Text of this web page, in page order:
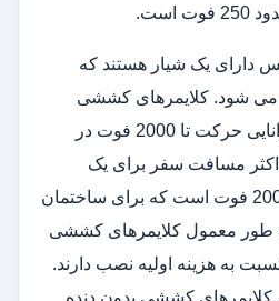
دارای یک شیار هستند که
می شود. کلایمرهای کششی
بدون دنده ممکن است توانایی حرکت تا 2000 فوت در
مسافت سفر برای یک
کلایمر بدون دنده حدود 2000 فوت است که برای ساختمان
طور معمول کلایمرهای کششی
به هزینه اولیه نصب دارند.
کلایمرهای کششی بدون دنده